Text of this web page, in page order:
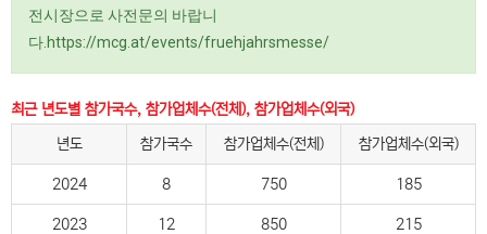
전시장으로 사전문의 바랍니
다.https://mcg.at/events/fruehjahrsmesse/
최근 년도별 참가국수, 참가업체수(전체), 참가업체수(외국)
년도
참가국수 참가업체수(전체) 참가업체수(외국)
2024 8 750 185
2023 12 850 215